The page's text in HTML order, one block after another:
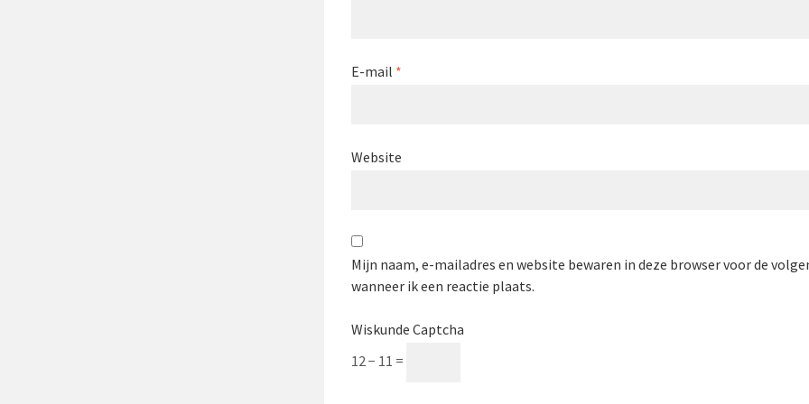
E-mail *
Website
Mijn naam, e-mailadres en website bewaren in deze browser voor de
wanneer ik een reactie plaats.
Wiskunde Captcha
12 − 11 =